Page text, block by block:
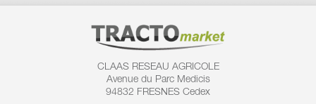
CLAAS RESEAU AGRICOLE
Avenue du Parc Medicis
94832 FRESNES Cedex